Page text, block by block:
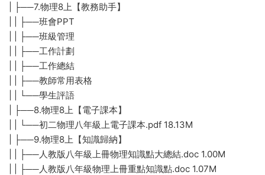
| ├──7.物理8上【教務助手】
| | ├──班會PPT
| | ├──班級管理
| | ├──工作計劃
| | ├──工作總結
| | ├──教師常用表格
| | └──學生評語
| ├──8.物理8上【電子課本】
| | └──初二物理八年級上電子課本.pdf 18.13M
| ├──9.物理8上【知識歸納】
| | ├──人教版八年級上冊物理知識點大總結.doc 1.00M
| | ├──人教版八年級物理上冊重點知識點.doc 1.07M